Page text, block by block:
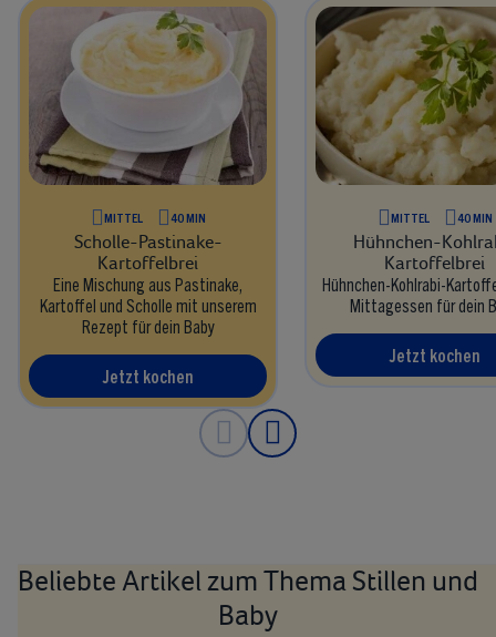
Scholle-Pastinake-
Kartoffelbrei
Eine Mischung aus Pastinake,
Kartoffel und Scholle mit unserem
Rezept für dein Baby
MITTEL 40 MIN
Jetzt kochen
Hühnchen-
Kartoffelbrei
Hühnchen-Kohlrabi-
Mittagessen für dein
MITTEL 40 MIN
Jetzt kochen
Beliebte Artikel zum Thema Stillen und
Baby